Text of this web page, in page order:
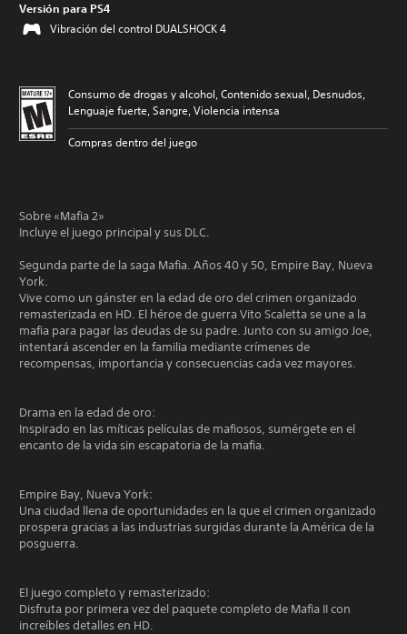
Versión para PS4
Vibración del control DUALSHOCK 4
Consumo de drogas y alcohol, Contenido sexual, Desnudos,
Lenguaje fuerte, Sangre, Violencia intensa
Compras dentro del juego
Sobre «Mafia 2»
Incluye el juego principal y sus DLC.
Segunda parte de la saga Mafia. Años 40 y 50, Empire Bay, Nueva
York.
Vive como un gánster en la edad de oro del crimen organizado
remasterizada en HD. El héroe de guerra Vito Scaletta se une a la
mafia para pagar las deudas de su padre. Junto con su amigo Joe,
intentará ascender en la familia mediante crímenes de
recompensas, importancia y consecuencias cada vez mayores.
Drama en la edad de oro:
Inspirado en las míticas películas de mafiosos, sumérgete en el
encanto de la vida sin escapatoria de la mafia.
Empire Bay, Nueva York:
Una ciudad llena de oportunidades en la que el crimen organizado
prospera gracias a las industrias surgidas durante la América de la
posguerra.
El juego completo y remasterizado:
Disfruta por primera vez del paquete completo de Mafia II con
increíbles detalles en HD.